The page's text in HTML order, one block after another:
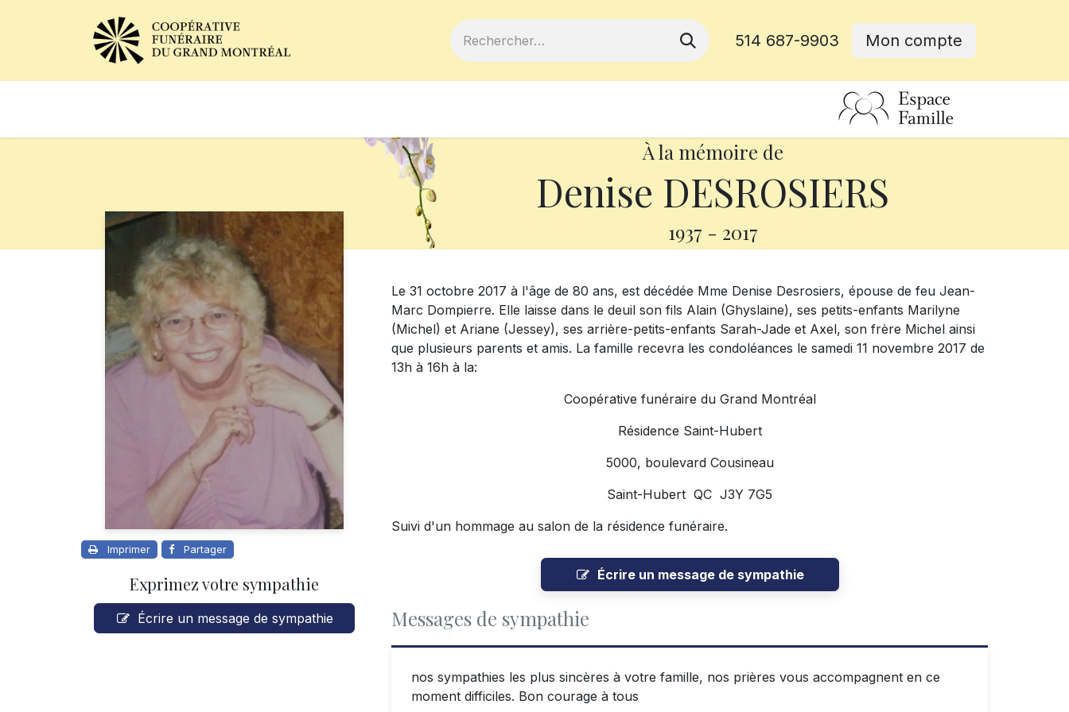
514 687-9903 Mon compte
À la mémoire de
Denise DESROSIERS
1937 - 2017
Imprimer Partager
Exprimez votre sympathie
Écrire un message de sympathie
Le 31 octobre 2017 à l'âge de 80 ans, est décédée Mme Denise Desrosiers, épouse de feu Jean-
Marc Dompierre. Elle laisse dans le deuil son fils Alain (Ghyslaine), ses petits-enfants Marilyne
(Michel) et Ariane (Jessey), ses arrière-petits-enfants Sarah-Jade et Axel, son frère Michel ainsi
que plusieurs parents et amis. La famille recevra les condoléances le samedi 11 novembre 2017 de
13h à 16h à la:
Coopérative funéraire du Grand Montréal
Résidence Saint-Hubert
5000, boulevard Cousineau
Saint-Hubert QC J3Y 7G5
Suivi d'un hommage au salon de la résidence funéraire.
Écrire un message de sympathie
Messages de sympathie
nos sympathies les plus sincères à votre famille, nos prières vous accompagnent en ce
moment difficiles. Bon courage à tous